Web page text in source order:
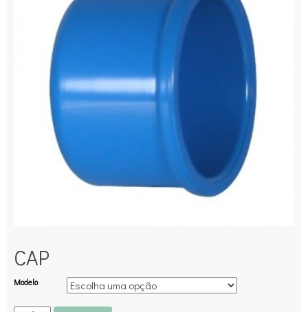
CAP
Modelo